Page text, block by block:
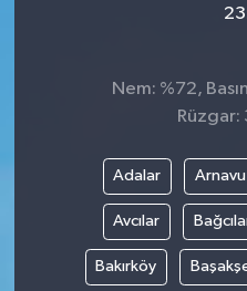
Nem: %72,
Adalar
Avcılar
Bakırköy